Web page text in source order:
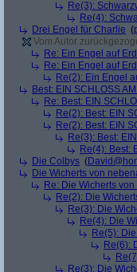
Re(3):
Re(4):
Drei Engel für Charlie (
Vom Autor
Re: Ein Engel auf
Re: Ein Engel auf
Re(2): Ein Engel
Best: EIN SCHLOSS
Re: Best: EIN
Re(2): Best: EIN
Re(2): Best: EIN
Re(3): Best:
Re(4): Best:
Die Colbys (
Die Wicherts von
Re: Die Wicherts
Re(2): Die
Re(3): Die
Re(4): Die
Re(5):
Re(6):
Re(3): Die